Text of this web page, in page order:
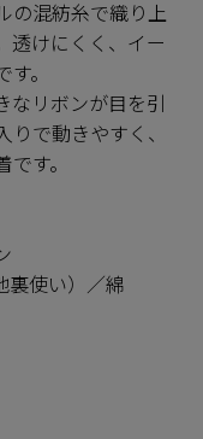
の混紡糸で織り上
透けにくく、イー
。
なリボンが目を引
で動きやすく、
す。
裏使い）／綿